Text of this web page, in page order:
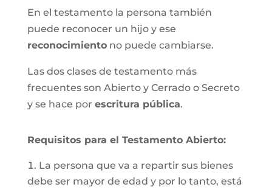
En el testamento la persona también
puede reconocer un hijo y ese
reconocimientono puede cambiarse.
Las dos clases de testamento más
frecuentes son Abierto y Cerrado o Secreto
y se hace por escritura pública.
Requisitos para el Testamento Abierto:
La persona que va a repartir sus bienes
debe ser mayor de edad y por lo tanto, está